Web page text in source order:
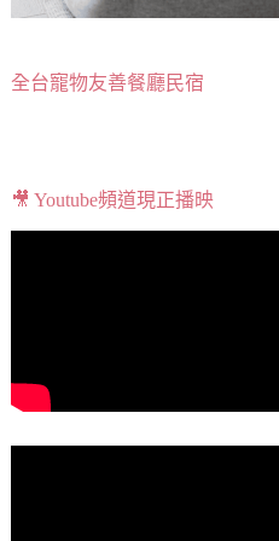
全台寵物友善餐廳民宿
🎥 Youtube頻道現正播映